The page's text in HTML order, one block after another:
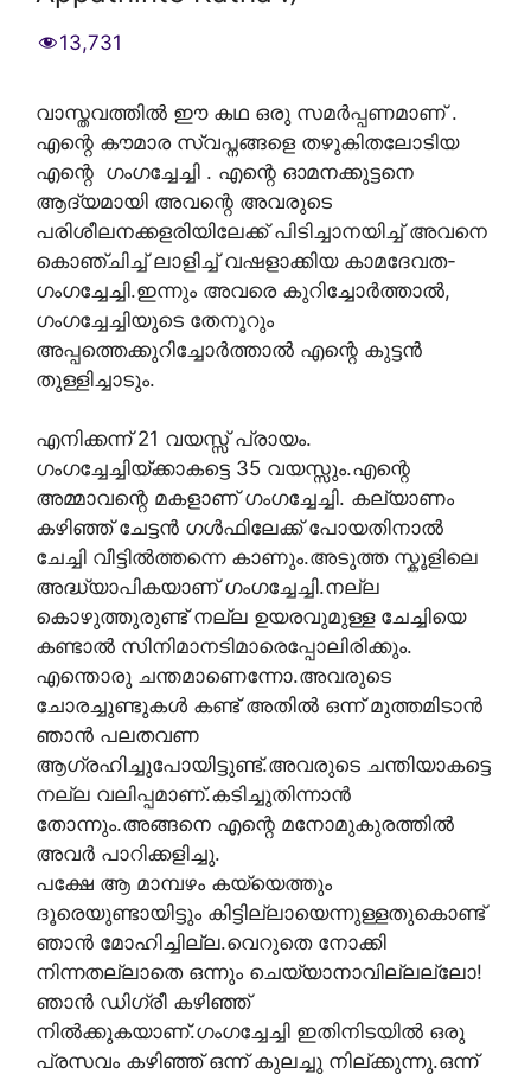
13,731
വാസ്തവത്തിൽ ഈ കഥ ഒരു സമർപ്പണമാണ് .
എന്റെ കൗമാര സ്വപ്നങ്ങളെ തഴുകിതലോടിയ
എന്റെ ഗംഗച്ചേച്ചി . എന്റെ ഓമനക്കുട്ടനെ
ആദ്യമായി അവന്റെ അവരുടെ
പരിശീലനക്കളരിയിലേക്ക് പിടിച്ചാനയിച്ച് അവനെ
കൊഞ്ചിച്ച് ലാളിച്ച് വഷളാക്കിയ കാമദേവത-
ഗംഗച്ചേച്ചി.ഇന്നും അവരെ കുറിച്ചോർത്താൽ,
ഗംഗച്ചേച്ചിയുടെ തേനൂറും
അപ്പത്തെക്കുറിച്ചോര്‍ത്താല്‍ എന്റെ കുട്ടൻ
തുള്ളിച്ചാടും.
എനിക്കന്ന് 21 വയസ്സ് പ്രായം.
ഗംഗച്ചേച്ചിയ്ക്കാകട്ടെ 35 വയസ്സും.എന്റെ
അമ്മാവന്റെ മകളാണ് ഗംഗച്ചേച്ചി. കല്യാണം
കഴിഞ്ഞ് ചേട്ടൻ ഗൾഫിലേക്ക് പോയതിനാൽ
ചേച്ചി വീട്ടിൽത്തന്നെ കാണും.അടുത്ത സ്കൂളിലെ
അദ്ധ്യാപികയാണ് ഗംഗച്ചേച്ചി.നല്ല
കൊഴുത്തുരുണ്ട് നല്ല ഉയരവുമുള്ള ചേച്ചിയെ
കണ്ടാൽ സിനിമാനടിമാരെപ്പോലിരിക്കും.
എന്തൊരു ചന്തമാണെന്നോ.അവരുടെ
ചോരച്ചുണ്ടുകൾ കണ്ട് അതിൽ ഒന്ന് മുത്തമിടാൻ
ഞാൻ പലതവണ
ആഗ്രഹിച്ചുപോയിട്ടുണ്ട്.അവരുടെ ചന്തിയാകട്ടെ
നല്ല വലിപ്പമാണ്.കടിച്ചുതിന്നാൻ
തോന്നും.അങ്ങനെ എന്റെ മനോമുകുരത്തിൽ
അവർ പാറിക്കളിച്ചു.
പക്ഷേ ആ മാമ്പഴം കയ്യെത്തും
ദൂരെയുണ്ടായിട്ടും കിട്ടില്ലായെന്നുള്ളതുകൊണ്ട്
ഞാൻ മോഹിച്ചില്ല.വെറുതെ നോക്കി
നിന്നതല്ലാതെ ഒന്നും ചെയ്യാനാവില്ലല്ലോ!
ഞാൻ ഡിഗ്രീ കഴിഞ്ഞ്
നിൽക്കുകയാണ്.ഗംഗച്ചേച്ചി ഇതിനിടയിൽ ഒരു
പ്രസവം കഴിഞ്ഞ് ഒന്ന് കുലച്ചു നില്ക്കുന്നു.ഒന്ന്